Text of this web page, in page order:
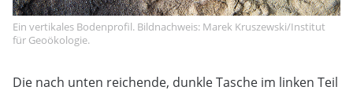
Ein vertikales Bodenprofil. Bildnachweis: Marek Kruszewski/Institut
für Geoökologie.
Die nach unten reichende, dunkle Tasche im linken Teil